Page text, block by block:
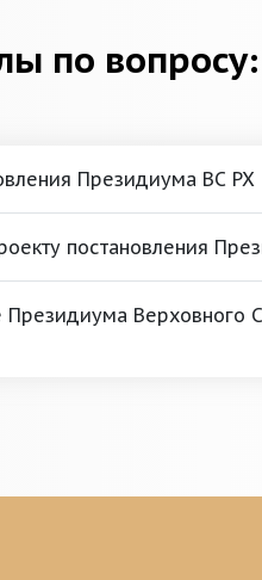
по вопросу:
Президиума ВС РХ
постановления
Президиума Верховного